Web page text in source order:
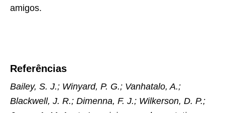
amigos.
Referências
Bailey, S. J.; Winyard, P. G.; Vanhatalo, A.;
Blackwell, J. R.; Dimenna, F. J.; Wilkerson, D. P.;